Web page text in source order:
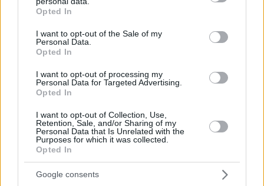
grant or deny consent to Google and its third-party tags to
use your data for below specified purposes in below Google
consent section.
Opted In
I want to opt-out of the Sale of my
Personal Data.
Opted In
I want to opt-out of processing my
Personal Data for Targeted Advertising.
Opted In
I want to opt-out of Collection, Use,
Retention, Sale, and/or Sharing of my
Personal Data that Is Unrelated with the
Purposes for which it was collected.
Opted In
Google consents
ΤΑ ΠΙΟ ΔΗΜΟΦΙΛΗ